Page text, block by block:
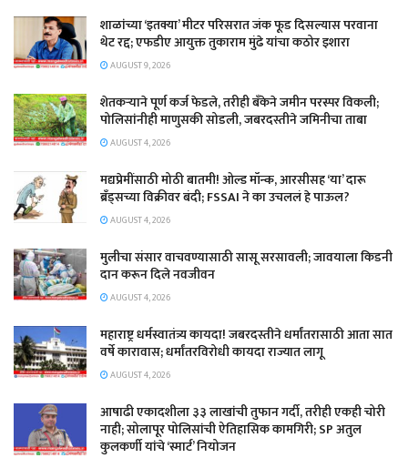
शाळांच्या ‘इतक्या’ मीटर परिसरात जंक फूड दिसल्यास परवाना
थेट रद्द; एफडीए आयुक्त तुकाराम मुंढे यांचा कठोर इशारा
AUGUST 9, 2026
शेतकऱ्याने पूर्ण कर्ज फेडले, तरीही बँकेने जमीन परस्पर विकली;
पोलिसांनीही माणुसकी सोडली, जबरदस्तीने जमिनीचा ताबा
AUGUST 4, 2026
मद्यप्रेमींसाठी मोठी बातमी! ओल्ड मॉन्क, आरसीसह ‘या’ दारू
ब्रँड्सच्या विक्रीवर बंदी; FSSAI ने का उचललं हे पाऊल?
AUGUST 4, 2026
मुलीचा संसार वाचवण्यासाठी सासू सरसावली; जावयाला किडनी
दान करून दिले नवजीवन
AUGUST 4, 2026
महाराष्ट्र धर्मस्वातंत्र्य कायदा! जबरदस्तीने धर्मांतरासाठी आता सात
वर्षे कारावास; धर्मांतरविरोधी कायदा राज्यात लागू
AUGUST 4, 2026
आषाढी एकादशीला ३३ लाखांची तुफान गर्दी, तरीही एकही चोरी
नाही; सोलापूर पोलिसांची ऐतिहासिक कामगिरी; SP अतुल
कुलकर्णी यांचे ‘स्मार्ट’ नियोजन